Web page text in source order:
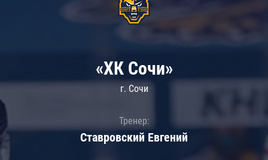
«ХК Сочи»
г. Сочи
Тренер:
Ставровский Евгений